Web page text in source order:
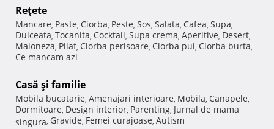
Reţete
Mancare, Paste, Ciorba, Peste, Sos, Salata, Cafea, Supa,
Dulceata, Tocanita, Cocktail, Supa crema, Aperitive, Desert,
Maioneza, Pilaf, Ciorba perisoare, Ciorba pui, Ciorba burta,
Ce mancam azi
Casă şi familie
Mobila bucatarie, Amenajari interioare, Mobila, Canapele,
Dormitoare, Design interior, Parenting, Jurnal de mama
singura, Gravide, Femei curajoase, Autism